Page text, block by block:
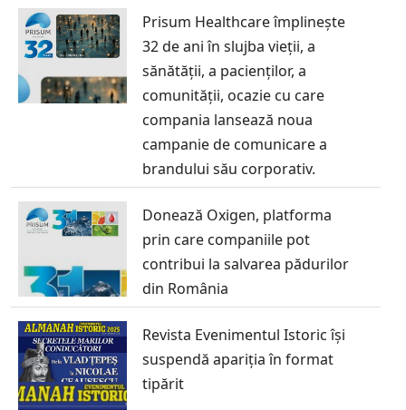
Prisum Healthcare împlinește
32 de ani în slujba vieții, a
sănătății, a pacienților, a
comunității, ocazie cu care
compania lansează noua
campanie de comunicare a
brandului său corporativ.
Donează Oxigen, platforma
prin care companiile pot
contribui la salvarea pădurilor
din România
Revista Evenimentul Istoric își
suspendă apariția în format
tipărit